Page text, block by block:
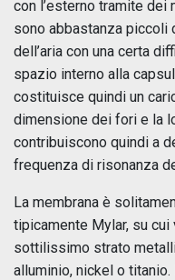
con l’esterno tramite
sono abbastanza piccoli
dell’aria con una certa
spazio interno alla
costituisce quindi un
dimensione dei fori e la
contribuiscono quindi a
frequenza di risonanza
La membrana è
tipicamente Mylar, su
sottilissimo strato
alluminio, nickel o